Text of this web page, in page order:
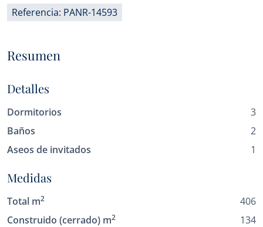
Referencia: PANR-14593
Resumen
Detalles
Dormitorios
3
Baños
2
Aseos de invitados
1
Medidas
Total m2
406
Construido (cerrado) m2
134